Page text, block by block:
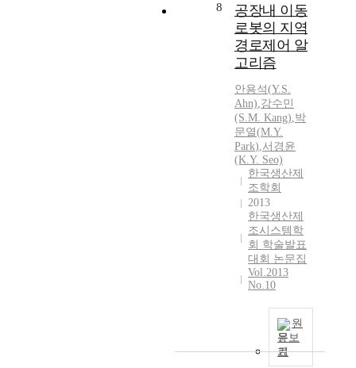
8
공장내 이동
로봇의 지역
경로제어 알
고리즘
안용석(Y.S.
Ahn),강수민
(S.M. Kang),박
문열(M.Y.
Park),서경윤
(K.Y. Seo)
한국생산제
조학회
2013
한국생산제
조시스템학
회 학술발표
대회 논문집
Vol.2013
No.10
원
문보
기